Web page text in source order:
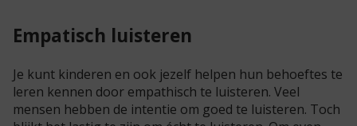
Empatisch luisteren
Je kunt kinderen en ook jezelf helpen hun behoeftes te
leren kennen door empathisch te luisteren. Veel
mensen hebben de intentie om goed te luisteren. Toch